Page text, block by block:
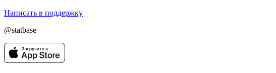
Написать в поддержку
@statbase